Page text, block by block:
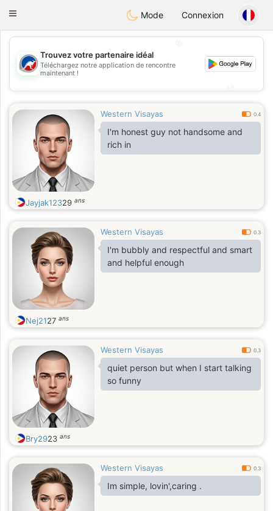
AustraliaChat
Toggle
Mode Connexion
💖
💕
Trouvez votre partenaire idéal
Téléchargez notre application de rencontre
maintenant !
Western Visayas 0.4
I'm honest guy not handsome and
rich in
Jayjak12329 ans
Western Visayas 0.3
I'm bubbly and respectful and smart
and helpful enough
Nej2127 ans
Western Visayas 0.3
quiet person but when I start talking
so funny
Bry2923 ans
Western Visayas 0.3
Im simple, lovin',caring .